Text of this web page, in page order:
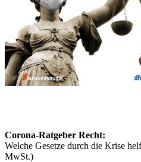
Corona-Ratgeber Recht:
Welche Gesetze durch die Krise
MwSt.)